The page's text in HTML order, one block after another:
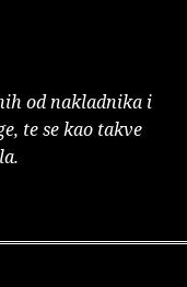
od nakladnika i
te se kao takve